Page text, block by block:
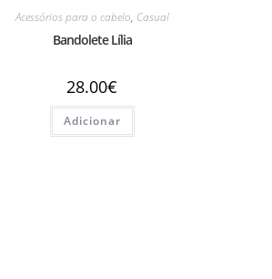
Acessórios para o cabelo, Casual
Bandolete Lília
28.00€
Adicionar